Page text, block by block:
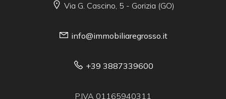
Via G. Cascino, 5 - Gorizia (GO)
info@immobiliaregrosso.it
+39 3887339600
P.IVA 01165940311